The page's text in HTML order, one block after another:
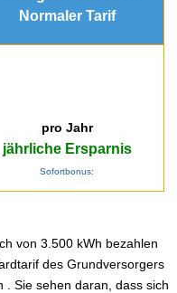
Normaler Tarif
pro Jahr
jährliche Ersparnis
Sofortbonus:
von 3.500 kWh bezahlen
des Grundversorgers
. Sie sehen daran, dass sich